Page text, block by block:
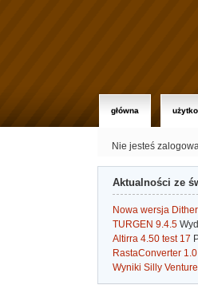
główna
Nie jesteś
Aktualności ze
Nowa wersja
TURGEN 9.4.5
Altirra 4.50 test 17
RastaConverter
Wyniki Silly